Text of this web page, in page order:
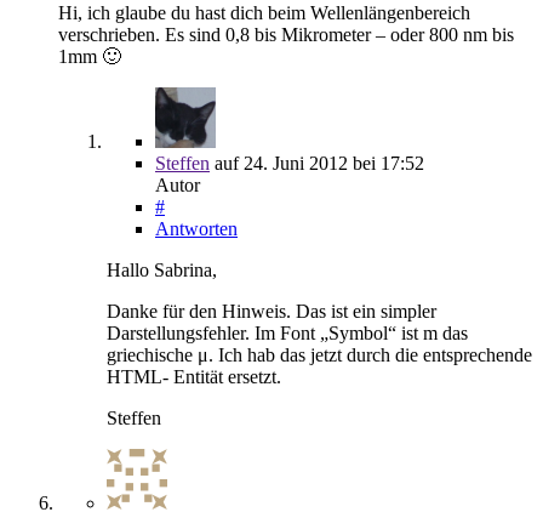
Hi, ich glaube du hast dich beim Wellenlängenbereich
verschrieben. Es sind 0,8 bis Mikrometer – oder 800 nm bis
1mm 🙂
Steffen auf 24. Juni 2012 bei 17:52
Autor
#
Antworten
Hallo Sabrina,
Danke für den Hinweis. Das ist ein simpler
Darstellungsfehler. Im Font „Symbol“ ist m das
griechische μ. Ich hab das jetzt durch die entsprechende
HTML- Entität ersetzt.
Steffen